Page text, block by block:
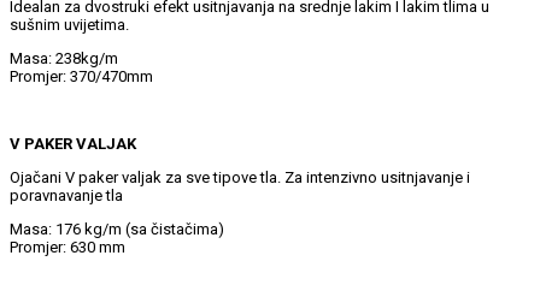
Idealan za dvostruki efekt usitnjavanja na srednje lakim I lakim tlima u
sušnim uvijetima.
Masa: 238kg/m
Promjer: 370/470mm
V PAKER VALJAK
Ojačani V paker valjak za sve tipove tla. Za intenzivno usitnjavanje i
poravnavanje tla
Masa: 176 kg/m (sa čistačima)
Promjer: 630 mm